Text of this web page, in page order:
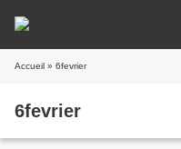
Accueil » 6fevrier
6fevrier